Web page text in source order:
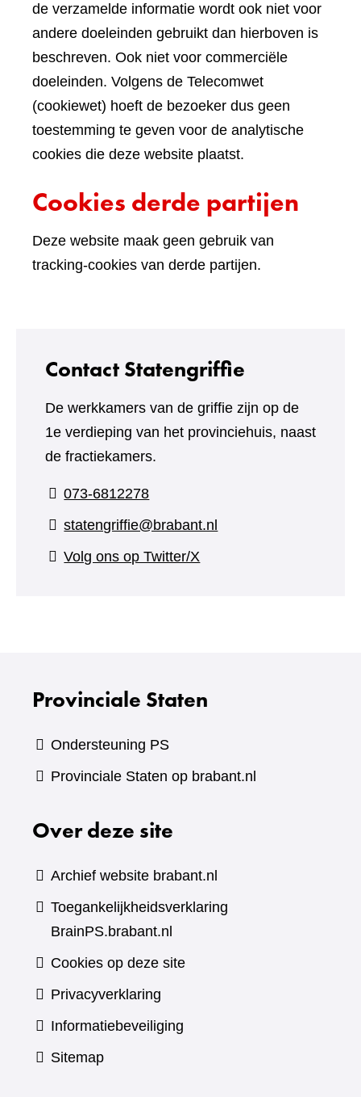
de verzamelde informatie wordt ook niet voor
andere doeleinden gebruikt dan hierboven is
beschreven. Ook niet voor commerciële
doeleinden. Volgens de Telecomwet
(cookiewet) hoeft de bezoeker dus geen
toestemming te geven voor de analytische
cookies die deze website plaatst.
Cookies derde partijen
Deze website maak geen gebruik van
tracking-cookies van derde partijen.
Contact Statengriffie
De werkkamers van de griffie zijn op de
1e verdieping van het provinciehuis, naast
de fractiekamers.
073-6812278
statengriffie@brabant.nl
Volg ons op Twitter/X
Provinciale Staten
Ondersteuning PS
Provinciale Staten op brabant.nl
Over deze site
Archief website brabant.nl
Toegankelijkheidsverklaring
BrainPS.brabant.nl
Cookies op deze site
Privacyverklaring
Informatiebeveiliging
Sitemap